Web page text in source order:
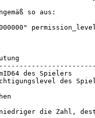
so aus:
des Spielers
des
die Zahl,